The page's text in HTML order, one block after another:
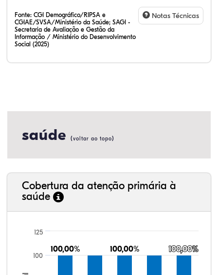
Fonte: CGI Demográfico/RIPSA e
CGIAE/SVSA/Ministério da Saúde; SAGI -
Secretaria de Avaliação e Gestão da
Informação / Ministério do Desenvolvimento
Social (2025)
Notas Técnicas
saúde (voltar ao topo)
Cobertura da atenção primária à
saúde
100,00%
100,00% 100,00%
100,00% 100,00%
100,00%
100
125